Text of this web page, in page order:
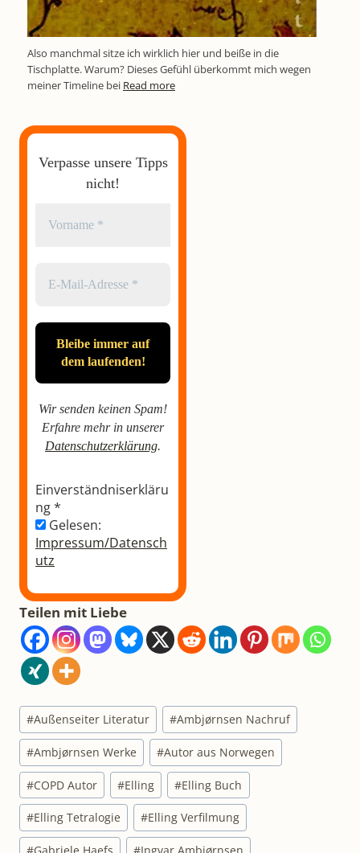
Also manchmal sitze ich wirklich hier und beiße in die
Tischplatte. Warum? Dieses Gefühl überkommt mich wegen
meiner Timeline bei Read more
Verpasse unsere Tipps
nicht!
Wir senden keinen Spam!
Erfahre mehr in unserer
Datenschutzerklärung.
Einverständniserkläru
ng*
Gelesen:
Impressum/Datensch
utz
Teilen mit Liebe
Schlagworte:
#Außenseiter Literatur #Ambjørnsen Nachruf
#Ambjørnsen Werke #Autor aus Norwegen
#COPD Autor #Elling #Elling Buch
#Elling Tetralogie #Elling Verfilmung